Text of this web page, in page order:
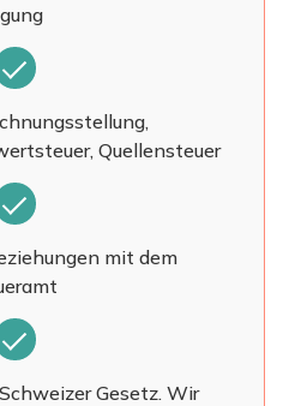
Quellensteuer
mit dem
Gesetz. Wir